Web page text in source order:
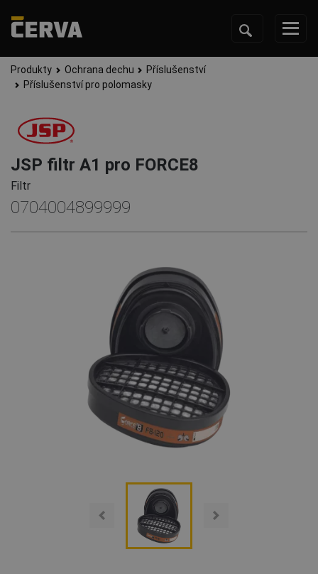
Produkty Ochrana dechu
Příslušenství
Příslušenství pro polomasky
JSP filtr A1 pro FORCE8
Filtr
0704004899999